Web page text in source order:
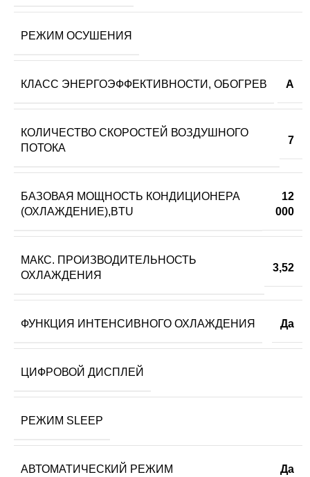
РЕЖИМ ОСУШЕНИЯ
КЛАСС ЭНЕРГОЭФФЕКТИВНОСТИ, ОБОГРЕВ A
КОЛИЧЕСТВО СКОРОСТЕЙ ВОЗДУШНОГО
ПОТОКА
7
БАЗОВАЯ МОЩНОСТЬ КОНДИЦИОНЕРА
(ОХЛАЖДЕНИЕ),BTU
12
000
МАКС. ПРОИЗВОДИТЕЛЬНОСТЬ
ОХЛАЖДЕНИЯ
3,52
ФУНКЦИЯ ИНТЕНСИВНОГО ОХЛАЖДЕНИЯ Да
ЦИФРОВОЙ ДИСПЛЕЙ
РЕЖИМ SLEEP
АВТОМАТИЧЕСКИЙ РЕЖИМ Да